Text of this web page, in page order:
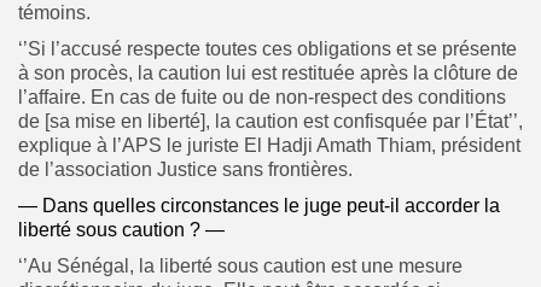
témoins.
‘’Si l’accusé respecte toutes ces obligations et se présente
à son procès, la caution lui est restituée après la clôture de
l’affaire. En cas de fuite ou de non-respect des conditions
de [sa mise en liberté], la caution est confisquée par l’État’’,
explique à l’APS le juriste El Hadji Amath Thiam, président
de l’association Justice sans frontières.
— Dans quelles circonstances le juge peut-il accorder la
liberté sous caution ? —
‘’Au Sénégal, la liberté sous caution est une mesure